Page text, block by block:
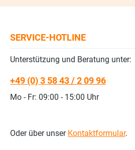
SERVICE-HOTLINE
Unterstützung und Beratung unter:
+49 (0) 3 58 43 / 2 09 96
Mo - Fr: 09:00 - 15:00 Uhr
Oder über unser Kontaktformular.